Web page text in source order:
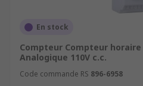
En stock
Compteur Compteur horaire
Analogique 110V c.c.
Code commande RS 896-6958